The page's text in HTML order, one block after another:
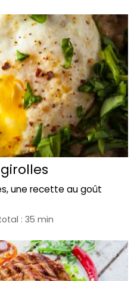
une recette au goût
: 35 min